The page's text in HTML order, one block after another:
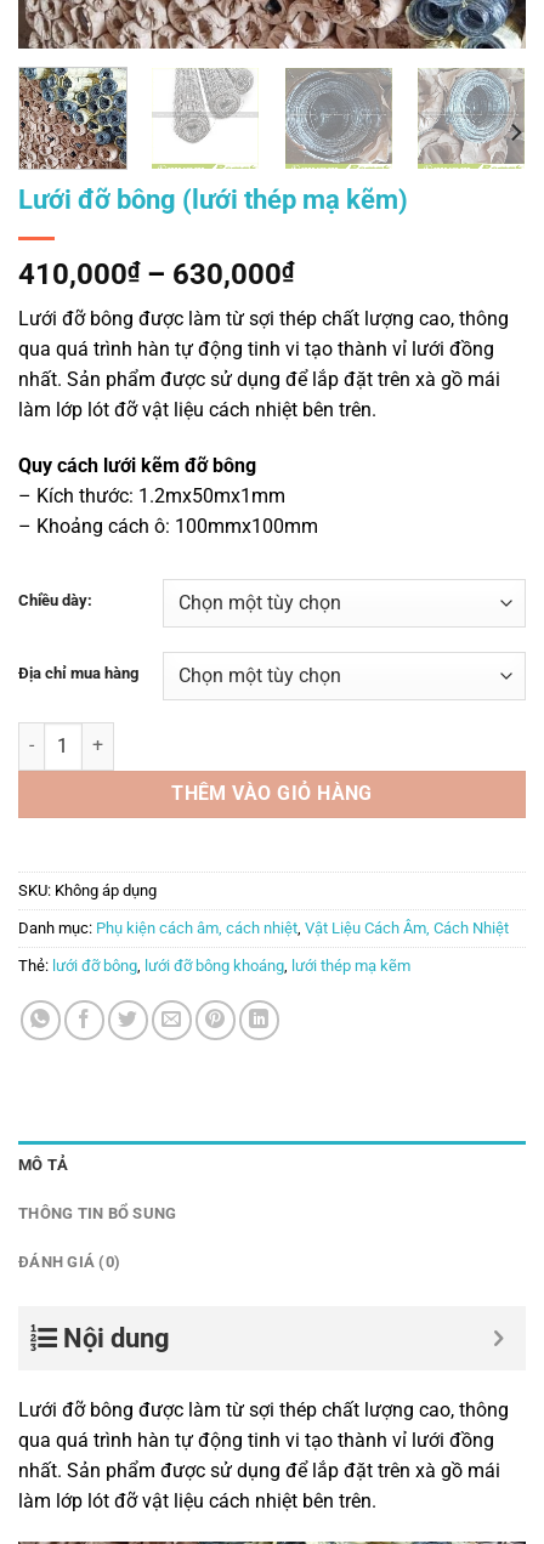
Lưới đỡ bông (lưới thép mạ kẽm)
410,000₫ – 630,000₫Khoảng
giá:
từ
410,000₫
đến
630,000₫
Lưới đỡ bông được làm từ sợi thép chất lượng cao, thông
qua quá trình hàn tự động tinh vi tạo thành vỉ lưới đồng
nhất. Sản phẩm được sử dụng để lắp đặt trên xà gồ mái
làm lớp lót đỡ vật liệu cách nhiệt bên trên.
Quy cách lưới kẽm đỡ bông
– Kích thước: 1.2mx50mx1mm
– Khoảng cách ô: 100mmx100mm
Chiều dày:
Địa chỉ mua hàng
Lưới đỡ bông (lưới thép mạ kẽm) số lượng
THÊM VÀO GIỎ HÀNG
SKU: Không áp dụng
Danh mục: Phụ kiện cách âm, cách nhiệt Vật Liệu Cách Âm, Cách Nhiệt
Thẻ: lưới đỡ bông lưới đỡ bông khoáng lưới thép mạ kẽm
MÔ TẢ
THÔNG TIN BỔ SUNG
ĐÁNH GIÁ (0)
Nội dung
Lưới đỡ bông được làm từ sợi thép chất lượng cao, thông
qua quá trình hàn tự động tinh vi tạo thành vỉ lưới đồng
nhất. Sản phẩm được sử dụng để lắp đặt trên xà gồ mái
làm lớp lót đỡ vật liệu cách nhiệt bên trên.